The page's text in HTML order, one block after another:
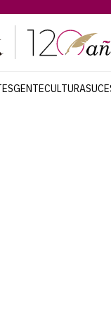
GENTECULTURA